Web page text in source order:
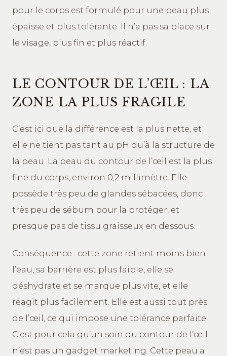
pour le corps est formulé pour une peau plus
épaisse et plus tolérante. Il n’a pas sa place sur
le visage, plus fin et plus réactif.
LE CONTOUR DE L’ŒIL : LA
ZONE LA PLUS FRAGILE
C’est ici que la différence est la plus nette, et
elle ne tient pas tant au pH qu’à la structure de
la peau. La peau du contour de l’œil est la plus
fine du corps, environ 0,2 millimètre. Elle
possède très peu de glandes sébacées, donc
très peu de sébum pour la protéger, et
presque pas de tissu graisseux en dessous.
Conséquence : cette zone retient moins bien
l’eau, sa barrière est plus faible, elle se
déshydrate et se marque plus vite, et elle
réagit plus facilement. Elle est aussi tout près
de l’œil, ce qui impose une tolérance parfaite.
C’est pour cela qu’un soin du contour de l’œil
n’est pas un gadget marketing. Cette peau a